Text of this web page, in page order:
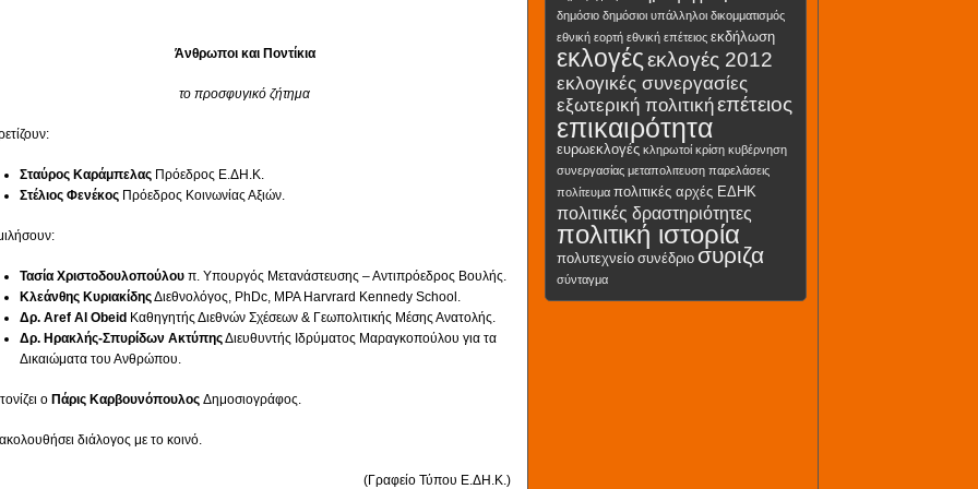
Άνθρωποι και Ποντίκια
το προσφυγικό ζήτημα
Σταύρος Καράμπελας Πρόεδρος Ε.ΔΗ.Κ.
Στέλιος Φενέκος Πρόεδρος Κοινωνίας Αξιών.
Τασία Χριστοδουλοπούλου π. Υπουργός Μετανάστευσης – Αντιπρόεδρος Βουλής.
Κλεάνθης ΚυριακίδηςΔιεθνολόγος, PhDc, MPA Harvrard Kennedy School.
Δρ. Αref Al Obeid Kαθηγητής Διεθνών Σχέσεων & Γεωπολιτικής Μέσης Ανατολής.
Δρ. Ηρακλής-Σπυρίδων ΑκτύπηςΔιευθυντής Ιδρύματος Μαραγκοπούλου για τα
Δικαιώματα του Ανθρώπου.
ο Πάρις Καρβουνόπουλος Δημοσιογράφος.
διάλογος με το κοινό.
(Γραφείο Τύπου Ε.ΔΗ.Κ.)
δημόσιο δημόσιοι υπάλληλοι δικομματισμός
εθνική εορτή εθνική επέτειος εκδήλωση
εκλογέςεκλογές 2012
εκλογικές συνεργασίες
εξωτερική πολιτικήεπέτειος
επικαιρότητα
ευρωεκλογές κληρωτοί κρίση κυβέρνηση
συνεργασίας μεταπολιτευση παρελάσεις
πολίτευμα πολιτικές αρχές ΕΔΗΚ
πολιτικές δραστηριότητες
πολιτική ιστορία
πολυτεχνείο συνέδριο συριζα
σύνταγμα